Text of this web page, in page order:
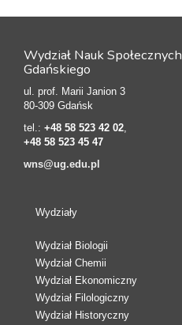
Wydział Nauk
Gdańskiego
ul. prof. Marii Janion 3
80-309 Gdańsk
tel.: +48 58 523 42 02
+48 58 523 45 47
wns@ug.edu.pl
Wydziały
Wydział Biologii
Wydział Chemii
Wydział Ekonomiczny
Wydział Filologiczny
Wydział Historyczny